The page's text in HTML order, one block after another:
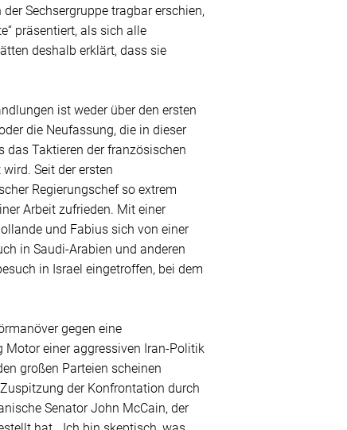
Sechsergruppe tragbar erschien,
präsentiert, als sich alle
deshalb erklärt, dass sie
ist weder über den ersten
die Neufassung, die in dieser
das Taktieren der französischen
Seit der ersten
Regierungschef so extrem
Arbeit zufrieden. Mit einer
und Fabius sich von einer
in Saudi-Arabien und anderen
in Israel eingetroffen, bei dem
gegen eine
Motor einer aggressiven Iran-Politik
großen Parteien scheinen
der Konfrontation durch
Senator John McCain, der